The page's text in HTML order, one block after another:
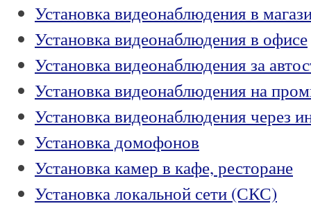
Установка видеонаблюдения в
Установка видеонаблюдения в офисе
Установка видеонаблюдения за
Установка видеонаблюдения на
Установка видеонаблюдения через
Установка домофонов
Установка камер в кафе, ресторане
Установка локальной сети (СКС)